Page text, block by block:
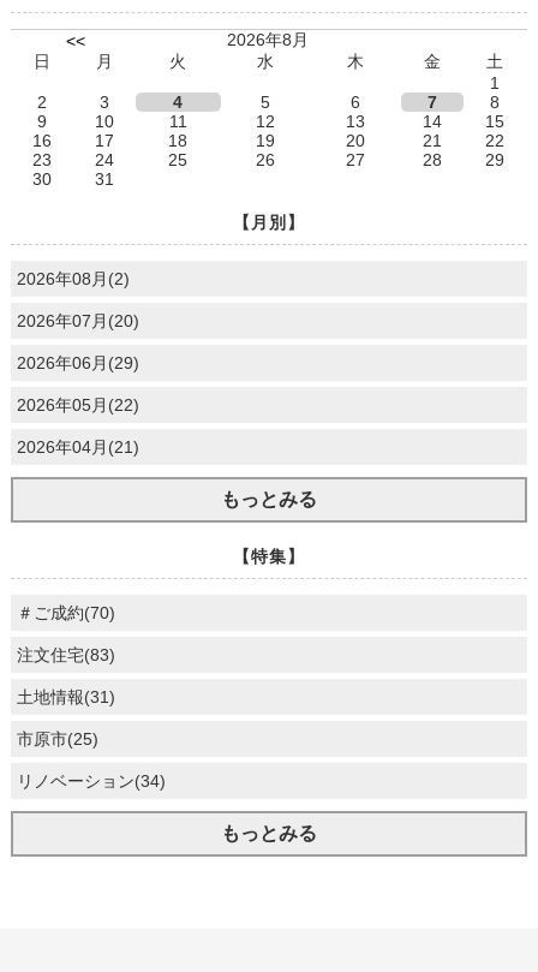
<<
2026年8月
日
月 火 水 木 金
土
1
2
3 4 5 6 7
8
9
10 11 12 13 14
15
16
17 18 19 20 21
22
23
24 25 26 27 28
29
30
31
【月別】
2026年08月(2)
2026年07月(20)
2026年06月(29)
2026年05月(22)
2026年04月(21)
もっとみる
【特集】
＃ご成約(70)
注文住宅(83)
土地情報(31)
市原市(25)
リノベーション(34)
もっとみる